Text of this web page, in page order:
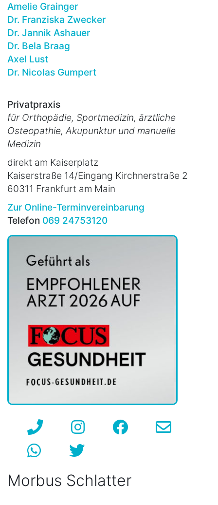
Amelie Grainger
Dr. Franziska Zwecker
Dr. Jannik Ashauer
Dr. Bela Braag
Axel Lust
Dr. Nicolas Gumpert
Privatpraxis
für Orthopädie, Sportmedizin, ärztliche
Osteopathie, Akupunktur und manuelle
Medizin
direkt am Kaiserplatz
Kaiserstraße 14/Eingang Kirchnerstraße 2
60311 Frankfurt am Main
Zur Online-Terminvereinbarung
Telefon 069 24753120
Morbus Schlatter